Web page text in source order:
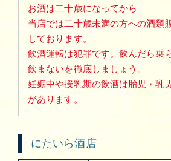
お酒は二十歳になってから
当店では二十歳未満の方への酒類
しております。
飲酒運転は犯罪です。飲んだら乗
飲まないを徹底しましょう。
妊娠中や授乳期の飲酒は胎児・乳
があります。
にたいら酒店